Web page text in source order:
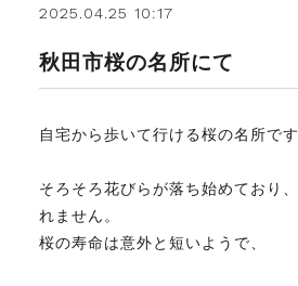
不動産売買Q&A
不動産のお悩み解決
マスターおすすめ物件
2025.04.25 10:17
秋田市桜の名所にて
自宅から歩いて行ける桜の名所です
そろそろ花びらが落ち始めており
れません。
桜の寿命は意外と短いようで、